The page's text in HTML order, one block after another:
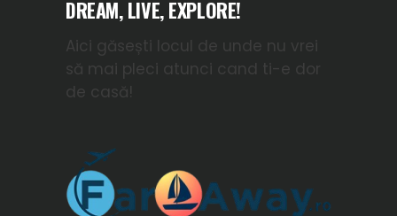
DREAM, LIVE, EXPLORE!
Aici găsești locul de unde nu vrei
să mai pleci atunci cand ti-e dor
de casă!